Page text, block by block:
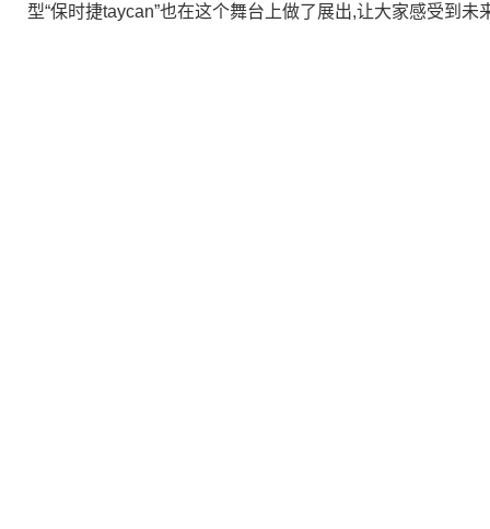
型“保时捷taycan”也在这个舞台上做了展出,让大家感受到